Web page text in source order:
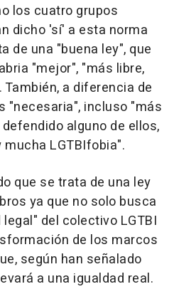
los cuatro grupos
dicho 'sí' a esta norma
de una "buena ley", que
"mejor", "más libre,
a diferencia de
"necesaria", incluso "más
alguno de ellos,
LGTBIfobia".
que se trata de una ley
ya que no solo busca
del colectivo LGTBI
de los marcos
según han señalado
a una igualdad real.